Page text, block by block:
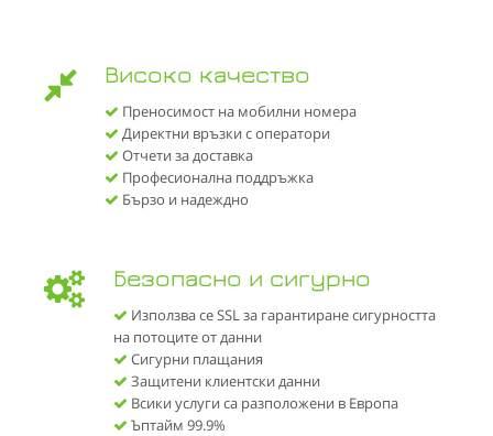
Високо качество
Преносимост на мобилни номера
Директни връзки с оператори
Отчети за доставка
Професионална поддръжка
Бързо и надеждно
Безопасно и сигурно
Използва се SSL за гарантиране сигурността
на потоците от данни
Сигурни плащания
Защитени клиентски данни
Всики услуги са разположени в Европа
Ъптайм 99.9%